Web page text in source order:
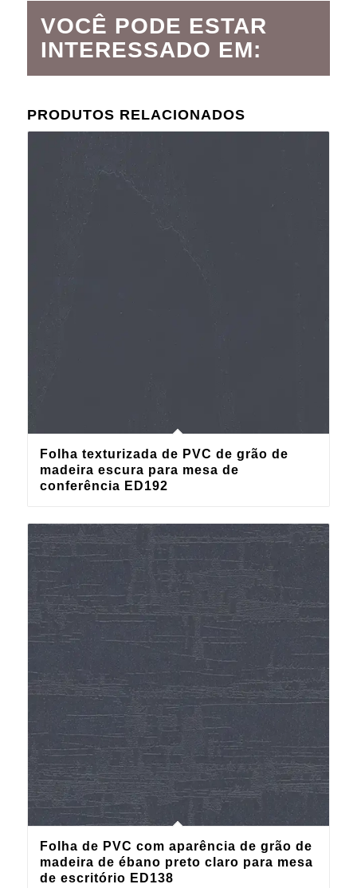
VOCÊ PODE ESTAR
INTERESSADO EM:
PRODUTOS RELACIONADOS
Folha texturizada de PVC de grão de
madeira escura para mesa de
conferência ED192
Folha de PVC com aparência de grão de
madeira de ébano preto claro para mesa
de escritório ED138